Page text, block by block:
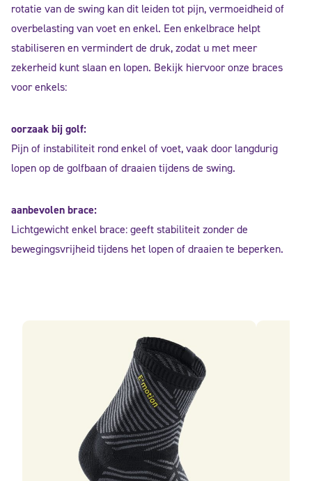
rotatie van de swing kan dit leiden tot pijn, vermoeidheid of
overbelasting van voet en enkel. Een enkelbrace helpt
stabiliseren en vermindert de druk, zodat u met meer
zekerheid kunt slaan en lopen. Bekijk hiervoor onze braces
voor enkels:
oorzaak bij golf:
Pijn of instabiliteit rond enkel of voet, vaak door langdurig
lopen op de golfbaan of draaien tijdens de swing.
aanbevolen brace:
Lichtgewicht enkel brace: geeft stabiliteit zonder de
bewegingsvrijheid tijdens het lopen of draaien te beperken.